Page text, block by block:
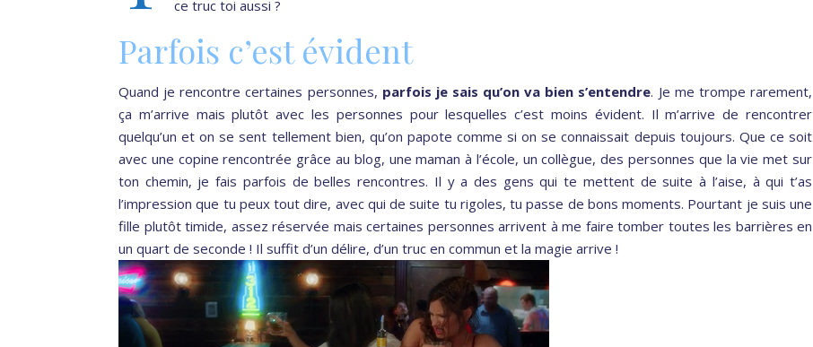
ce truc toi aussi ?
Parfois c’est évident
Quand je rencontre certaines personnes, parfois je sais qu’on va bien s’entendre. Je me trompe rarement,
ça m’arrive mais plutôt avec les personnes pour lesquelles c’est moins évident. Il m’arrive de rencontrer
quelqu’un et on se sent tellement bien, qu’on papote comme si on se connaissait depuis toujours. Que ce soit
avec une copine rencontrée grâce au blog, une maman à l’école, un collègue, des personnes que la vie met sur
ton chemin, je fais parfois de belles rencontres. Il y a des gens qui te mettent de suite à l’aise, à qui t’as
l’impression que tu peux tout dire, avec qui de suite tu rigoles, tu passe de bons moments. Pourtant je suis une
fille plutôt timide, assez réservée mais certaines personnes arrivent à me faire tomber toutes les barrières en
un quart de seconde ! Il suffit d’un délire, d’un truc en commun et la magie arrive !